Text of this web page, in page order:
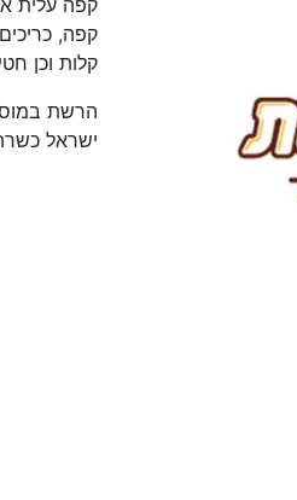
קפה עלית
קפה,
קלות וכן
הרשת
ישראל